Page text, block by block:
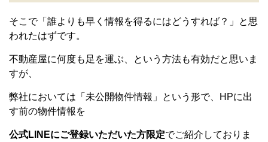
そこで「誰よりも早く情報を得るにはどうすれば？」と思
われたはずです。
不動産屋に何度も足を運ぶ、という方法も有効だと思いま
すが、
弊社においては「未公開物件情報」という形で、HPに出
す前の物件情報を
公式LINEにご登録いただいた方限定でご紹介しておりま